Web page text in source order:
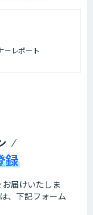
ーレポート
録
届けいたしま
、下記フォーム